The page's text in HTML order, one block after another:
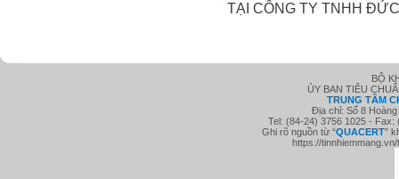
TẠI CÔNG TY TNHH
BỘ
ỦY BAN TIÊU
TRUNG TÂM
Địa chỉ: Số 8
Tel: (84-24) 3756 1025 -
Ghi rõ nguồn từ “QUACERT”
https://